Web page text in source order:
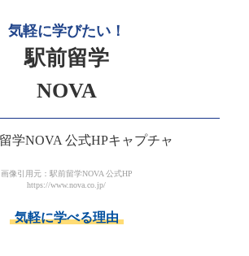
気軽に学びたい！
駅前留学
NOVA
画像引用元：駅前留学NOVA 公式HP
https://www.nova.co.jp/
気軽に学べる理由